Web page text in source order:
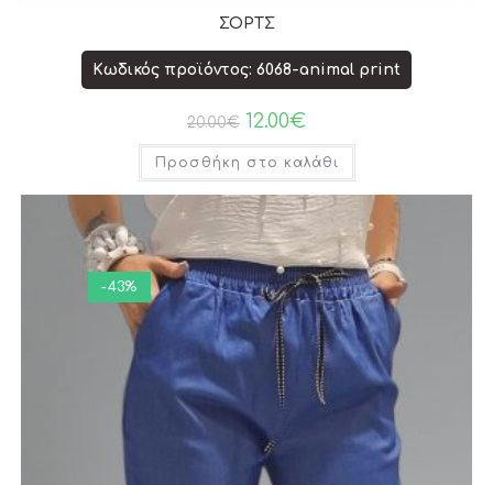
ΣΟΡΤΣ
Κωδικός προϊόντος: 6068-animal print
20.00€ 12.00€
Προσθήκη στο καλάθι
-43%